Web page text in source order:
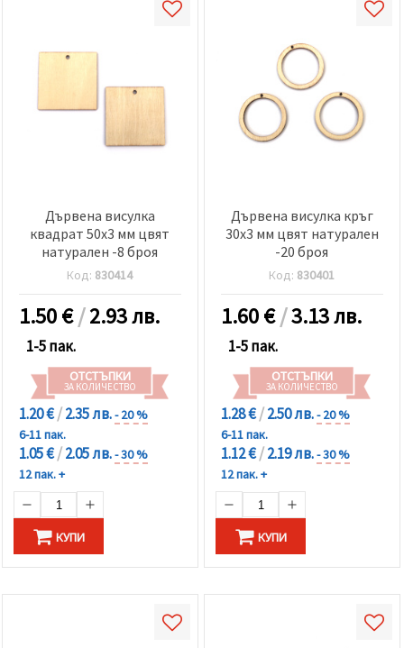
Дървена висулка
квадрат 50x3 мм цвят
натурален -8 броя
Код: 830414
1.50€/2.93 лв.
1-5 пак.
ОТСТЪПКИ
ЗА КОЛИЧЕСТВО
1.20 €/2.35 лв.- 20 %
6-11 пак.
1.05 €/2.05 лв.- 30 %
12 пак. +
КУПИ
Дървена висулка кръг
30x3 мм цвят натурален
-20 броя
Код: 830401
1.60€/3.13 лв.
1-5 пак.
ОТСТЪПКИ
ЗА КОЛИЧЕСТВО
1.28 €/2.50 лв.- 20 %
6-11 пак.
1.12 €/2.19 лв.- 30 %
12 пак. +
КУПИ